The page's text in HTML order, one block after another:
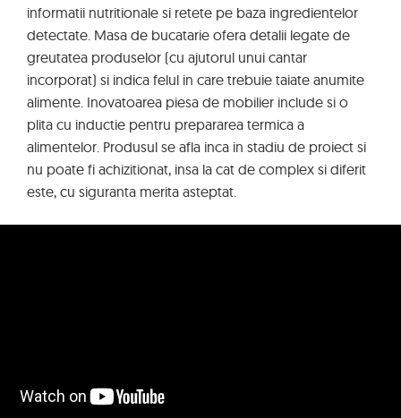
informatii nutritionale si retete pe baza ingredientelor
detectate. Masa de bucatarie ofera detalii legate de
greutatea produselor (cu ajutorul unui cantar
incorporat) si indica felul in care trebuie taiate anumite
alimente. Inovatoarea piesa de mobilier include si o
plita cu inductie pentru prepararea termica a
alimentelor. Produsul se afla inca in stadiu de proiect si
nu poate fi achizitionat, insa la cat de complex si diferit
este, cu siguranta merita asteptat.